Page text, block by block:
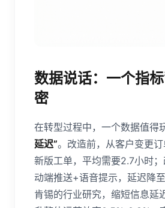
数据说话：一个指
密
在转型过程中，一个数据值得
延迟”。改造前，从客户变更
新版工单，平均需要2.7小时
动端推送+语音提示，延迟降
肯锡的行业研究，缩短信息延